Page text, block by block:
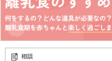
相談